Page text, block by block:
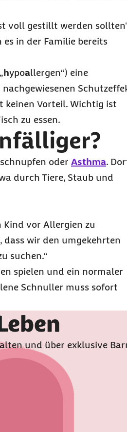
voll gestillt werden
in der Familie bereits
hypoallergen“) eine
keinen Vorteil. Wichtig ist
zu essen.
oder Asthma.
durch Tiere, Staub und
Kind vor Allergien zu
dass wir den umgekehrten
suchen.“
spielen und ein normaler
Schnuller muss sofort
und über exklusive